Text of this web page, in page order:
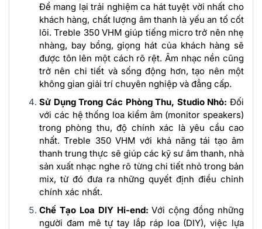
Để mang lại trải nghiệm ca hát tuyệt vời nhất cho
khách hàng, chất lượng âm thanh là yếu an tố cốt
lõi. Treble 350 VHM giúp tiếng micro trở nên nhẹ
nhàng, bay bổng, giọng hát của khách hàng sẽ
được tôn lên một cách rõ rệt. Âm nhạc nền cũng
trở nên chi tiết và sống động hơn, tạo nên một
không gian giải trí chuyên nghiệp và đẳng cấp.
Sử Dụng Trong Các Phòng Thu, Studio Nhỏ: Đối
với các hệ thống loa kiểm âm (monitor speakers)
trong phòng thu, độ chính xác là yêu cầu cao
nhất. Treble 350 VHM với khả năng tái tạo âm
thanh trung thực sẽ giúp các kỹ sư âm thanh, nhà
sản xuất nhạc nghe rõ từng chi tiết nhỏ trong bản
mix, từ đó đưa ra những quyết định điều chỉnh
chính xác nhất.
Chế Tạo Loa DIY Hi-end: Với cộng đồng những
người đam mê tự tay lắp ráp loa (DIY), việc lựa